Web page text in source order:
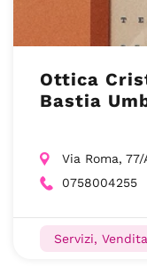
Ottica
Bastia
Via Roma,
0758004255
Servizi,